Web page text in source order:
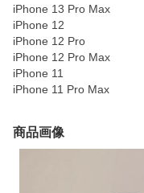
iPhone 13 Pro Max
iPhone 12
iPhone 12 Pro
iPhone 12 Pro Max
iPhone 11
iPhone 11 Pro Max
商品画像